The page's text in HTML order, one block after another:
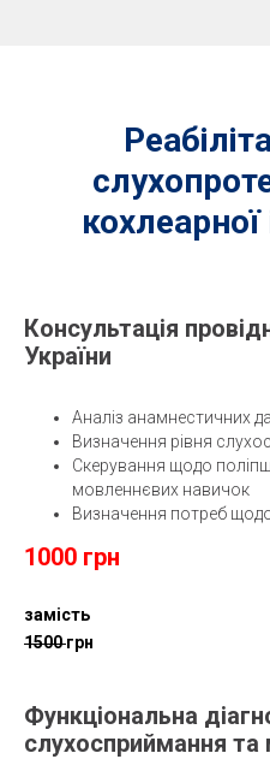
кохлеарної
Консультація
України
Аналіз анамнестичних
Визначення рівня
Скерування щодо
мовленнєвих навичок
Визначення потреб
1000 грн
замість
1500грн
Функціональна
слухосприймання та